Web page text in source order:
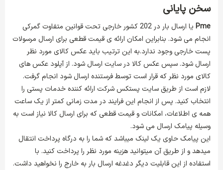
سخن پایانی
Pme
یا ارسال بار در 202 کشور خارجی تحت قوانین متفاوت گمرکی
انجام می شود. بنابراین امکان ارائه ی قیمت قطعی برای ارسال مرسولات
پست خارجی وجود ندارد.به این ترتیب باید عکس کالای مورد نظر
ارسال شود. سپس عکس کالا در سایت ارسال شود. از آپلود عکس های
کالای مورد نظر که قرار است توسط فرستنده ارسال شود انجام گرفت.
لازم است از طریق سایت پستکس شرکت ارائه کننده خدمات پستی را
انتخاب کنید. پس از انجام این فرایند در مدت زمانی کمتر از یک ساعت
همه ی اطلاعات، امکانات و قیمت قطعی که برای ارسال کالا نیاز است به
وسیله پیامک ارسال می شود.
این پیامک حاوی یک لینک می­باشد که شما را به درگاه پرداخت انتقال
می­دهد و از طریق آن می­توانید هزینه مورد نظر را پرداخت کنید. با
استفاده از این قابلیت دیگر دغدغه ارسال بار به خارج را نخواهید داشت.